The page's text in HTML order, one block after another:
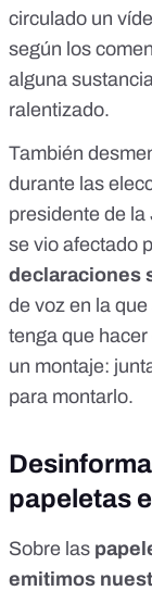
circulado un
según los
alguna
ralentizado.
También
durante las
presidente de
se vio afectado
declaraciones
de voz en la
tenga que hacer
un montaje:
para montarlo.
papeletas
Sobre las
emitimos